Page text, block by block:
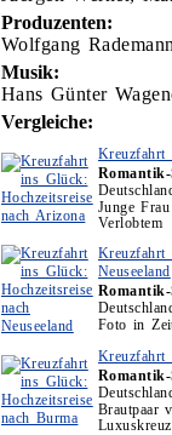
Produzenten:
Wolfgang
Musik:
Hans Günter
Vergleiche:
Kreuzfahrt
Romantik-
Junge
Verlobtem
Kreuzfahrt
Neuseeland
Romantik-
Foto in
Kreuzfahrt
Romantik-
Brautpaar